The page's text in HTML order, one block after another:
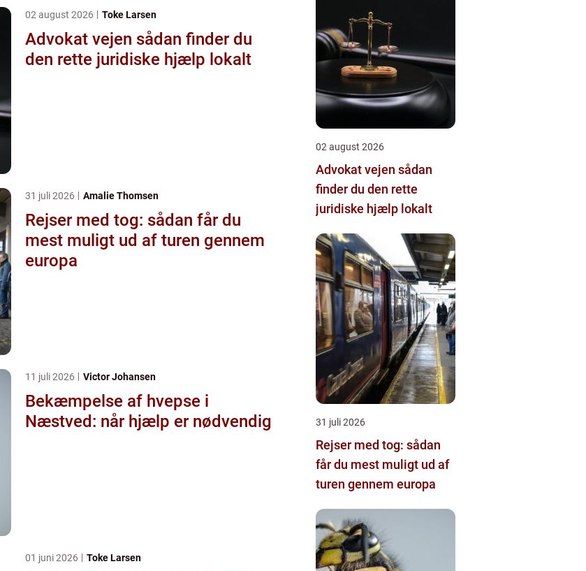
02 august 2026 Toke Larsen
Advokat vejen sådan finder du
den rette juridiske hjælp lokalt
31 juli 2026 Amalie Thomsen
Rejser med tog: sådan får du
mest muligt ud af turen gennem
europa
11 juli 2026 Victor Johansen
Bekæmpelse af hvepse i
Næstved: når hjælp er nødvendig
01 juni 2026 Toke Larsen
02 august 2026
Advokat vejen sådan
finder du den rette
juridiske hjælp lokalt
31 juli 2026
Rejser med tog: sådan
får du mest muligt ud af
turen gennem europa